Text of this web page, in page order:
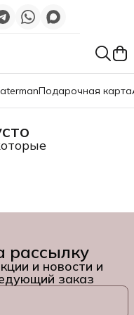
Подарочная карта
рассылку
и новости и
заказ